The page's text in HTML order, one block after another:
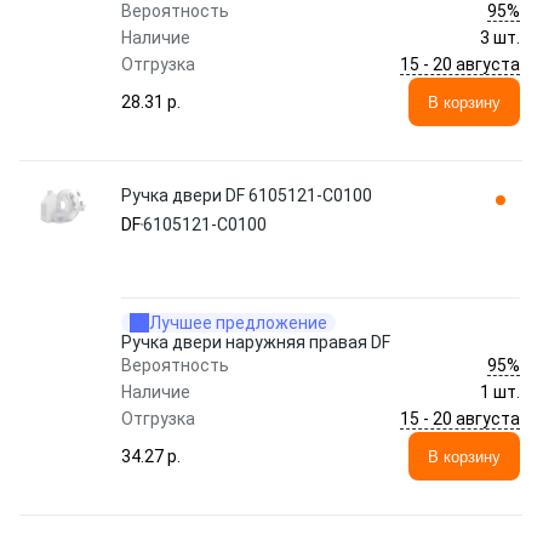
Вероятность
95%
Наличие
3 шт.
Отгрузка
15 - 20 августа
28.31 p.
В корзину
Ручка двери DF 6105121-C0100
DF6105121-C0100
Лучшее предложение
Ручка двери наружняя правая DF
Вероятность
95%
Наличие
1 шт.
Отгрузка
15 - 20 августа
34.27 p.
В корзину